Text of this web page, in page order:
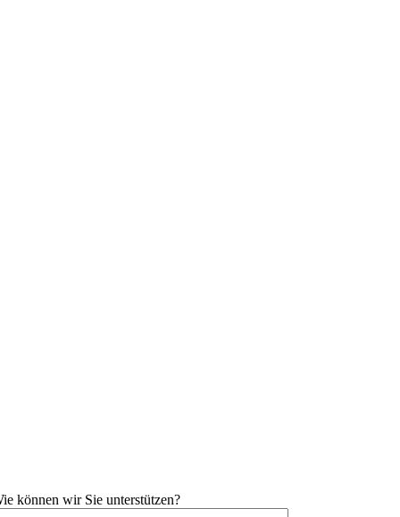
können wir Sie unterstützen?